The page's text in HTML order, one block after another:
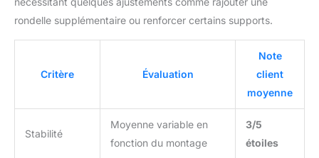
prend très peu de place une fois rangé, vous
rayures. Utilisation optimale : ISE met
l'accent sur le concept de « salle de sport à
domicile », permettant un entraînement
professionnel dans un espace équivalent à la
surface de quatre carreaux de céramique.
Bon Service: S'il y a des problèmes lors de
rondelle supplémentaire ou renforcer certains supports.
Critère Évaluation
Note
client
moyenne
Stabilité
Moyenne variable en
fonction du montage
3/5
étoiles